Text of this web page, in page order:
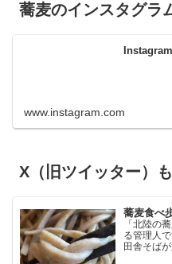
蕎麦のインスタグラ
Instagram
www.instagram.com
X（旧ツイッター）
蕎麦食べ
「北陸の
る管理人
田舎そば